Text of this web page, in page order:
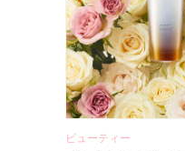
ビューティー